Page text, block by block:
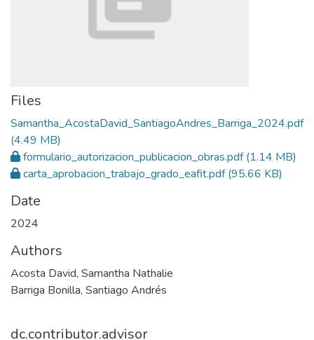
Files
Samantha_AcostaDavid_SantiagoAndres_Barriga_2024.pdf
(4.49 MB)
formulario_autorizacion_publicacion_obras.pdf(1.14 MB)
carta_aprobacion_trabajo_grado_eafit.pdf(95.66 KB)
Date
2024
Authors
Acosta David, Samantha Nathalie
Barriga Bonilla, Santiago Andrés
dc.contributor.advisor